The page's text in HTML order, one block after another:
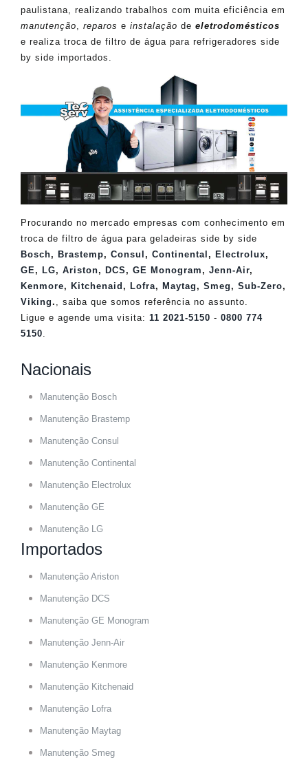
paulistana, realizando trabalhos com muita eficiência em
manutenção
reparos e instalação de eletrodomésticos
e realiza troca de filtro de água para refrigeradores side
by side importados.
Procurando no mercado empresas com conhecimento em
troca de filtro de água para geladeiras side by side
Bosch, Brastemp, Consul , Continental , Electrolux,
GE, LG, Ariston, DCS , GE Monogram , Jenn-Air,
Kenmore, Kitchenaid , Lofra, Maytag , Smeg , Sub-Zero,
Viking. , saiba que somos referência no assunto.
Ligue e agende uma visita: 11 2021-5150 - 0800 774
5150.
Nacionais
Manutenção Bosch
Manutenção Brastemp
Manutenção Consul
Manutenção Continental
Manutenção Electrolux
Manutenção GE
Manutenção LG
Importados
Manutenção Ariston
Manutenção DCS
Manutenção GE Monogram
Manutenção Jenn-Air
Manutenção Kenmore
Manutenção Kitchenaid
Manutenção Lofra
Manutenção Maytag
Manutenção Smeg